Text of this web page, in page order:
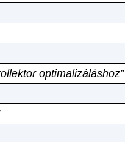
optimalizáláshoz”